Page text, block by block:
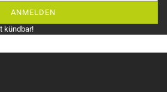
ANMELDEN
kündbar!